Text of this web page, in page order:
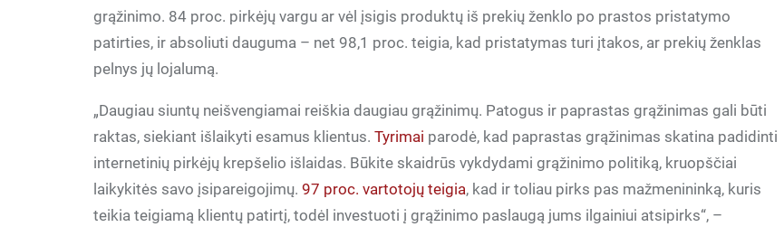
grąžinimo. 84 proc. pirkėjų vargu ar vėl įsigis produktų iš prekių ženklo po prastos pristatymo
patirties, ir absoliuti dauguma – net 98,1 proc. teigia, kad pristatymas turi įtakos, ar prekių ženklas
pelnys jų lojalumą.
„Daugiau siuntų neišvengiamai reiškia daugiau grąžinimų. Patogus ir paprastas grąžinimas gali būti
raktas, siekiant išlaikyti esamus klientus.Tyrimai parodė, kad paprastas grąžinimas skatina padidinti
internetinių pirkėjų krepšelio išlaidas. Būkite skaidrūs vykdydami grąžinimo politiką, kruopščiai
laikykitės savo įsipareigojimų.97 proc. vartotojų teigia, kad ir toliau pirks pas mažmenininką, kuris
teikia teigiamą klientų patirtį, todėl investuoti į grąžinimo paslaugą jums ilgainiui atsipirks“, –